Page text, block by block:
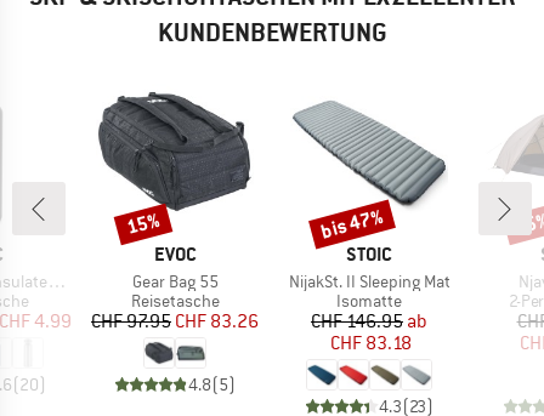
KUNDENBEWERTUNG
Bottle 500
Preis
CHF 4.99
(20)
MARKE
EVOC
Artikel
Gear Bag 55
Produktgruppe
Reisetasche
Preis
CHF 97.95 reduzierter Preis
CHF 83.26
4.8(5)
Rabatt
15%
MARKE
STOIC
Artikel
NijakSt. II Sleeping Mat
Produktgruppe
Isomatte
Preis
CHF 146.95reduzierter Preis
ab
CHF 83.18
4.3(23)
Rabatt
bis 47%
2-